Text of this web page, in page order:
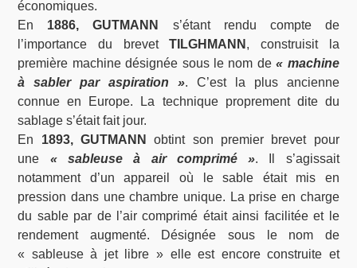
économiques.
En 1886, GUTMANN
s’étant rendu compte de
l’importance du brevetTILGHMANN , construisit la
première machine désignée sous le nom de« machine
à sabler par aspiration ». C’est la plus ancienne
connue en Europe. La technique proprement dite du
sablage s’était fait jour.
En 1893, GUTMANN
obtint son premier brevet pour
une « sableuse à air comprimé ». Il s’agissait
notamment d’un appareil où le sable était mis en
pression dans une chambre unique. La prise en charge
du sable par de l’air comprimé était ainsi facilitée et le
rendement augmenté. Désignée sous le nom de
« sableuse à jet libre » elle est encore construite et